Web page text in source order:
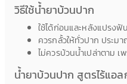
วิธีใช้น้ำยาบ้วนปาก
ใช้ได้ก่อนและหลังแปรงฟัน
ควรกลั้วให้ทั่วปาก ประม
ไม่ควรบ้วนน้ำเปล่าตาม
น้ำยาบ้วนปาก สูตรไร้แอ